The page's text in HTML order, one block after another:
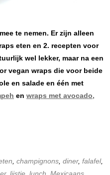
te nemen. Er zijn alleen
eten en 2. recepten voor
wel lekker, maar na een
vegan wraps die voor beide
en salade en één met
en wraps met avocado,
champignons diner, falafel,